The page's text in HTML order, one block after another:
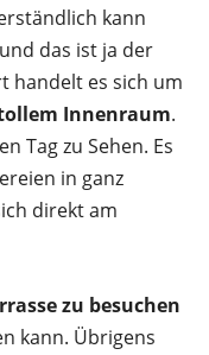
kann
das ist ja der
handelt es sich um
Innenraum.
Tag zu Sehen. Es
in ganz
direkt am
zu besuchen
kann. Übrigens